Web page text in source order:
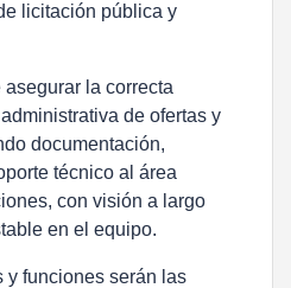
licitación pública y
la correcta
de ofertas y
documentación,
técnico al área
con visión a largo
en el equipo.
y funciones serán las